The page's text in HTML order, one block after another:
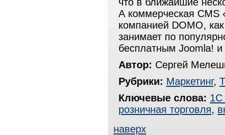
А коммерческая CMS
компанией DOMO,
занимает по
бесплатным Joomla!
Автор: Сергей
Рубрики: Маркетинг,
Ключевые слова: 1С
розничная торговля,
наверх